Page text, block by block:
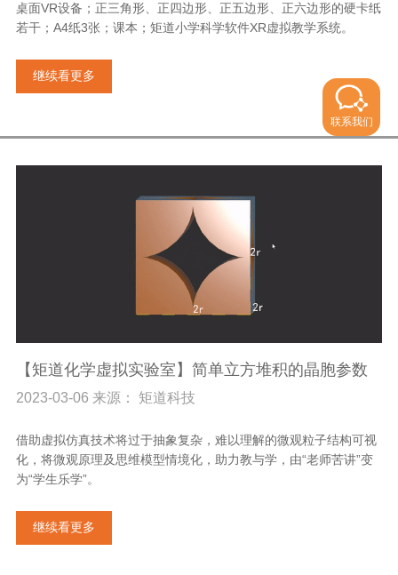
桌面VR设备；正三角形、正四边形、正五边形、正六边形的硬卡纸
若干；A4纸3张；课本；矩道小学科学软件XR虚拟教学系统。
继续看更多
【矩道化学虚拟实验室】简单立方堆积的晶胞参数
2023-03-06 来源： 矩道科技
借助虚拟仿真技术将过于抽象复杂，难以理解的微观粒子结构可视
化，将微观原理及思维模型情境化，助力教与学，由“老师苦讲”变
为“学生乐学”。
继续看更多
联系我们